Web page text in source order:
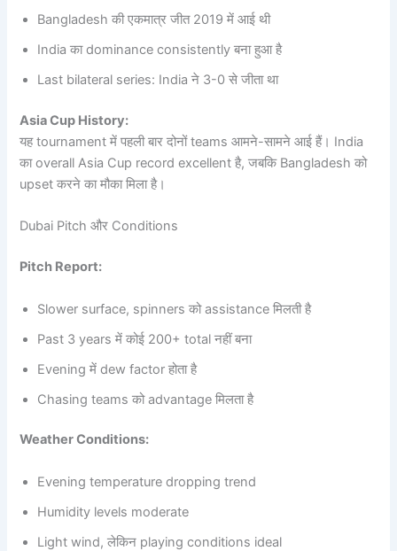
Bangladesh की एकमात्र जीत 2019 में आई थी
India का dominance consistently बना हुआ है
Last bilateral series: India ने 3-0 से जीता था
Asia Cup History:
यह tournament में पहली बार दोनों teams आमने-सामने आई हैं। India
का overall Asia Cup record excellent है, जबकि Bangladesh को
upset करने का मौका मिला है।
Dubai Pitch और Conditions
Pitch Report:
Slower surface, spinners को assistance मिलती है
Past 3 years में कोई 200+ total नहीं बना
Evening में dew factor होता है
Chasing teams को advantage मिलता है
Weather Conditions:
Evening temperature dropping trend
Humidity levels moderate
Light wind, लेकिन playing conditions ideal